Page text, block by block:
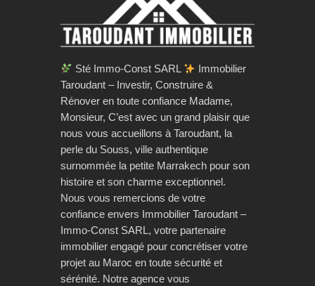
Sté Immo-Const SARL
Immobilier
Taroudant – Investir, Construire &
Rénover en toute confiance Madame,
Monsieur, C’est avec un grand plaisir que
nous vous accueillons à Taroudant, la
perle du Souss, ville authentique
surnommée la petite Marrakech pour son
histoire et son charme exceptionnel.
Nous vous remercions de votre
confiance envers Immobilier Taroudant –
Immo-Const SARL, votre partenaire
immobilier engagé pour concrétiser votre
projet au Maroc en toute sécurité et
sérénité. Notre agence vous